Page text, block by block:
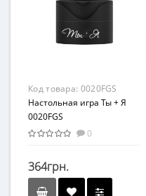
Возраст
Материал
Код товара: 0020FGS
Настольная игра Ты + Я
0020FGS
0
364грн.